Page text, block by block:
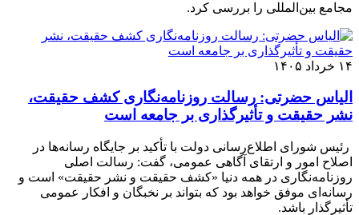
مجامع بین‌المللی را بررسی کرد.
۱۴ خرداد ۱۴۰۵
الیاس حضرتی: رسالت روزنامه‌نگاری کشف حقیقت،
نشر حقیقت و تأثیرگذاری بر جامعه است
رئیس شورای اطلاع‌رسانی دولت با تأکید بر جایگاه رسانه‌ها در
اصلاح امور و ارتقای آگاهی عمومی، گفت: رسالت اصلی
روزنامه‌نگاری در همه دنیا «کشف حقیقت و نشر حقیقت» است و
رسانه‌ای موفق خواهد بود که بتواند بر نخبگان و افکار عمومی
تأثیرگذار باشد.